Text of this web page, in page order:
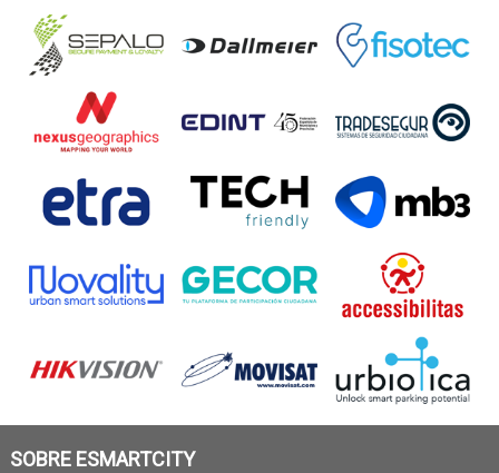
SOBRE ESMARTCITY